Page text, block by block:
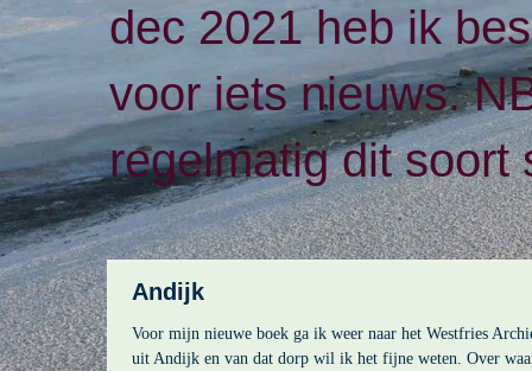
dec 2021 heb ik
voor iets nieuws.
regelmatig dit soort
Andijk
Voor mijn nieuwe boek ga ik weer naar het Westfries
uit Andijk en van dat dorp wil ik het fijne weten. Over